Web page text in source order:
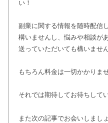
い！
副業に関する情報を随時配信
構いませんし、悩みや相談が
送っていただいても構いません
もちろん料金は一切かかりま
それでは期待してお待ちして
また次の記事でお会いしましょ